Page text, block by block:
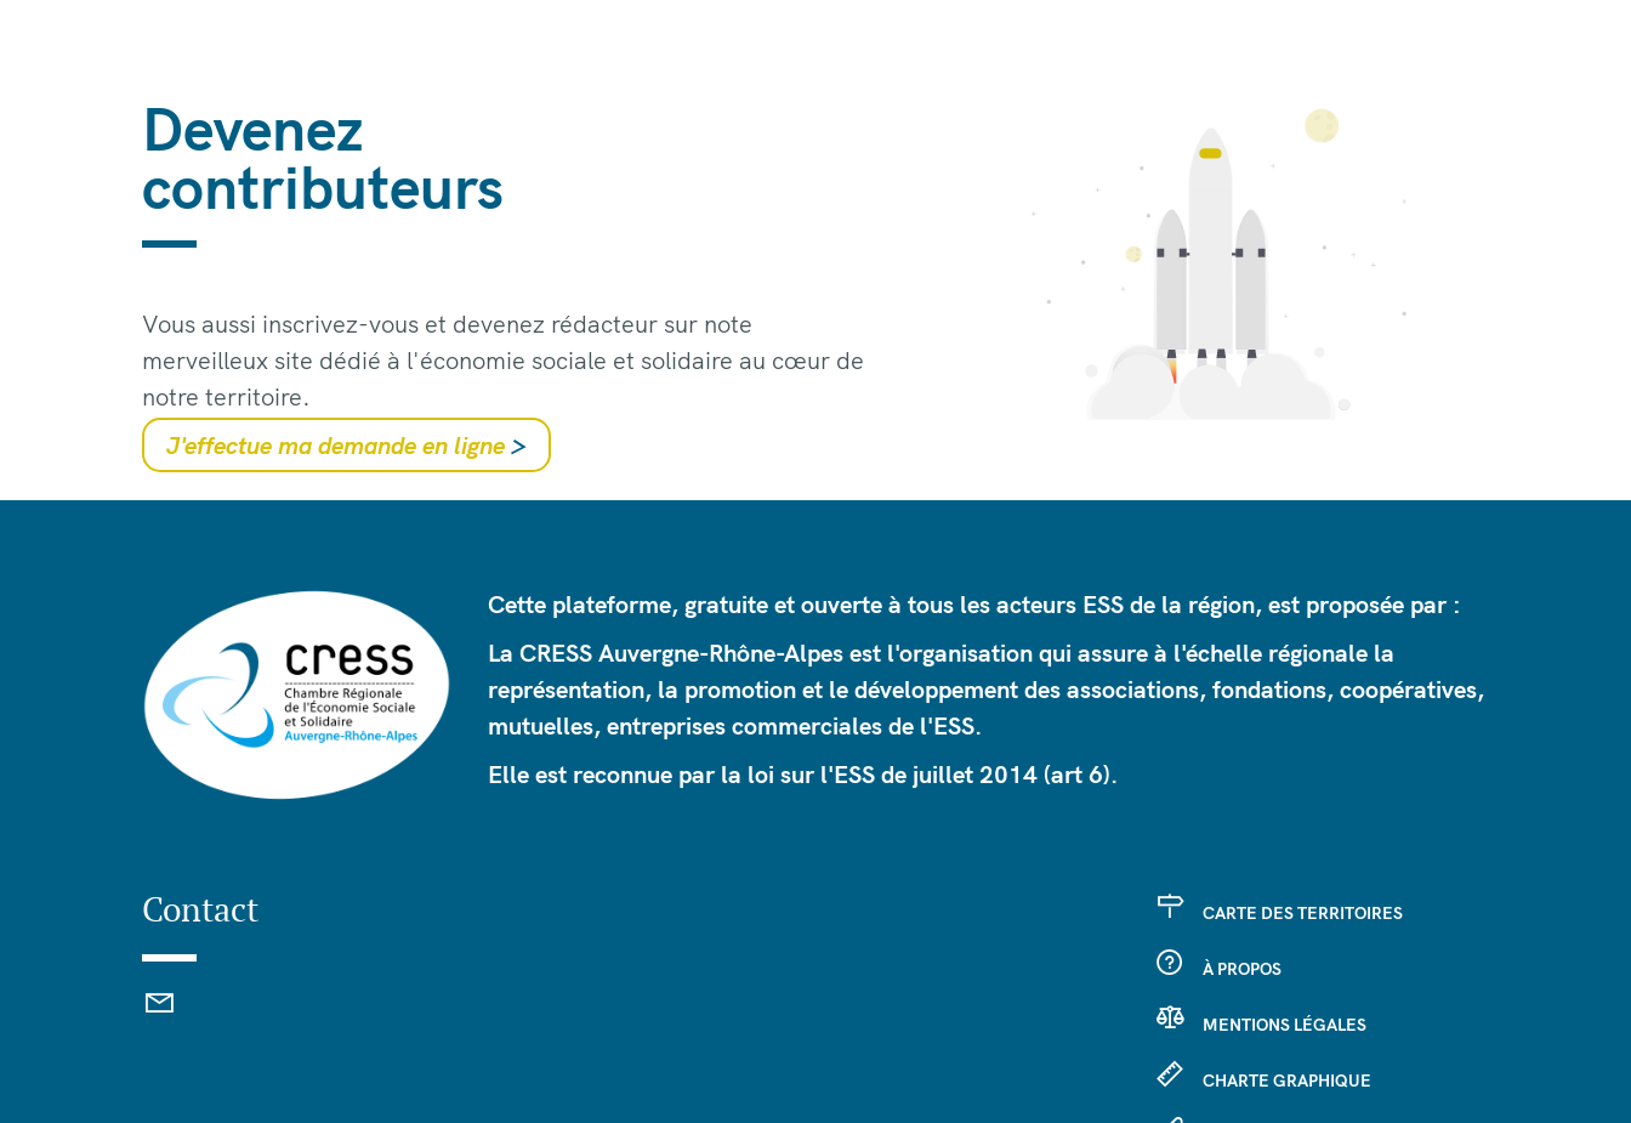
Devenez
contributeurs
Vous aussi inscrivez-vous et devenez rédacteur sur note
merveilleux site dédié à l'économie sociale et solidaire au cœur de
notre territoire.
J'effectue ma demande en ligne >
Cette plateforme, gratuite et ouverte à tous les acteurs ESS de la région, est proposée par :
La CRESS Auvergne-Rhône-Alpes est l'organisation qui assure à l'échelle régionale la
représentation, la promotion et le développement des associations, fondations, coopératives,
mutuelles, entreprises commerciales de l'ESS.
Elle est reconnue par la loi sur l'ESS de juillet 2014 (art 6).
Contact CARTE DES TERRITOIRES
À PROPOS
MENTIONS LÉGALES
CHARTE GRAPHIQUE